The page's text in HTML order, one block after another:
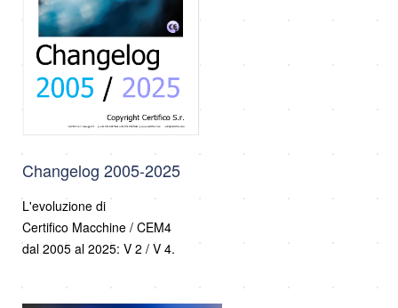
Changelog 2005-2025
L'evoluzione di
Certifico Macchine / CEM4
dal 2005 al 2025: V 2 / V 4.